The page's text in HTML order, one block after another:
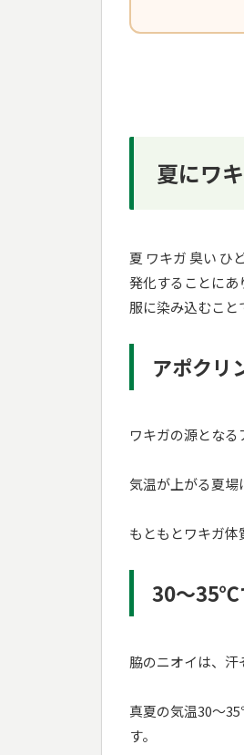
夏にワ
夏 ワキガ 臭い ひ
発化することにあ
服に染み込むこと
アポクリ
ワキガの源となる
気温が上がる夏場
もともとワキガ体
30〜35℃
脇のニオイは、汗
真夏の気温30〜
す。